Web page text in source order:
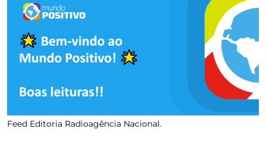
Feed Editoria Radioagência Nacional.